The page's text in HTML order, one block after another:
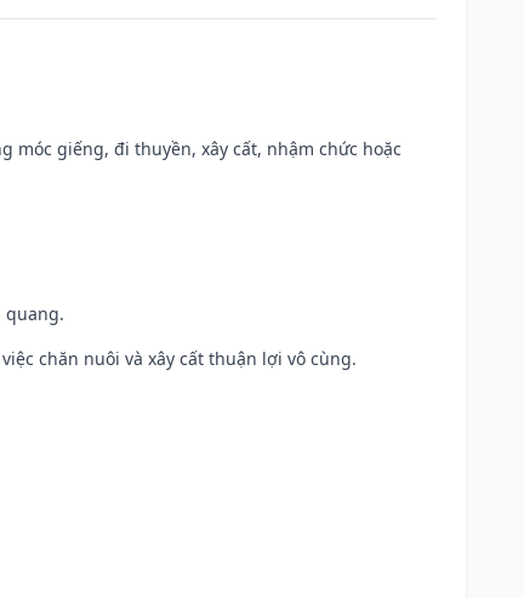
móc giếng, đi thuyền, xây cất, nhậm chức hoặc
quang.
chăn nuôi và xây cất thuận lợi vô cùng.